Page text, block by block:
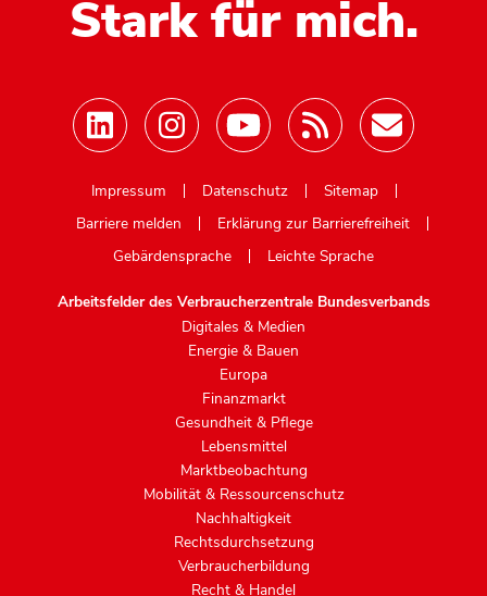
Stark für mich.
Impressum
Datenschutz
Sitemap
Barriere melden
Erklärung zur Barrierefreiheit
Gebärdensprache
Leichte Sprache
Arbeitsfelder des Verbraucherzentrale Bundesverbands
Digitales & Medien
Energie & Bauen
Europa
Finanzmarkt
Gesundheit & Pflege
Lebensmittel
Marktbeobachtung
Mobilität & Ressourcenschutz
Nachhaltigkeit
Rechtsdurchsetzung
Verbraucherbildung
Recht & Handel